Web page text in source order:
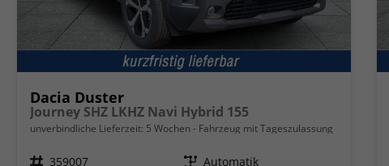
Dacia Duster
Journey SHZ LKHZ Navi Hybrid 155
unverbindliche Lieferzeit: 5 Wochen Fahrzeug mit Tageszulassung
Fahrzeugnr. 359007 Getriebe Automatik